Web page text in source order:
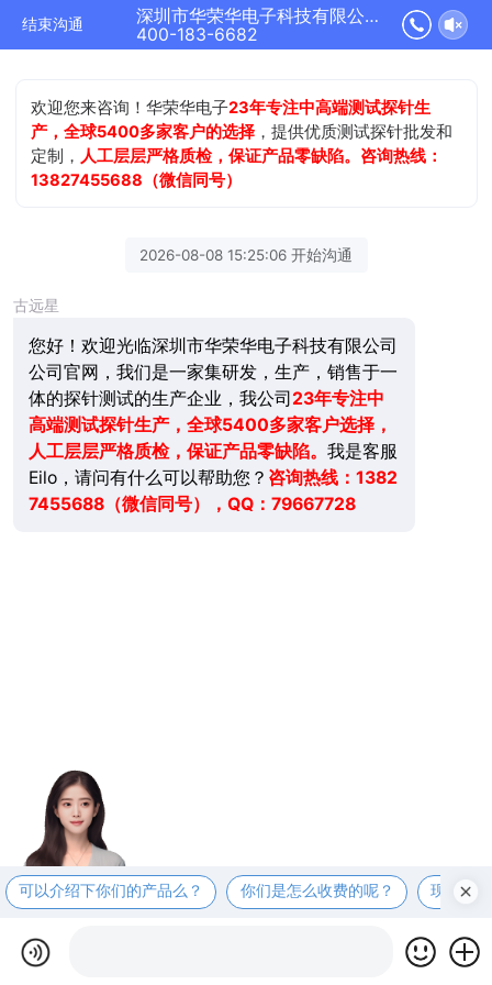
结束沟通
深圳市华荣华电子科技有限公司正在为您服务
400-183-6682
欢迎您来咨询！华荣华电子23年专注中高端测试探针生
产，全球5400多家客户的选择 ，提供优质测试探针批发和
定制， 人工层层严格质检，保证产品零缺陷。咨询热线：
13827455688（微信同号）
2026-08-08 15:25:06 开始沟通
古远星
您好！欢迎光临深圳市华荣华电子科技有限公司
公司官网，我们是一家集研发，生产，销售于一
体的探针测试的生产企业，我公司23年专注中
高端测试探针生产，全球5400多家客户选择，
人工层层严格质检，保证产品零缺陷。 我是客服
Eilo，请问有什么可以帮助您？ 咨询热线：1382
7455688（微信同号），QQ：79667728
可以介绍下你们的产品么？ 你们是怎么收费的呢？ 现在有